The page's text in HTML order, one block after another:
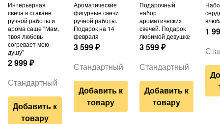
Интерьерная
свеча в стакане
ручной работы и
арома саше "Мам,
твоя любовь
согревает мою
душу"
2 999₽
Стандартный
Добавить к
товару
Ароматические
фигурные свечи
ручной работы.
Подарок на 14
февраля
3 599₽
Стандартный
Добавить к
товару
Подарочный
набор
ароматических
свечей. Подарок
любимой девушке
3 599₽
Стандартный
Добавить к
товару
Набор шаров из 3
1